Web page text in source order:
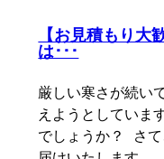
【お見積もり大
は･･･
厳しい寒さが続い
えようとしていま
でしょうか？ さ